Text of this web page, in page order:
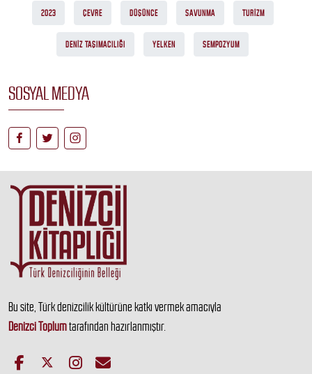
2023 ÇEVRE DÜŞÜNCE SAVUNMA TURIZM
DENIZ TAŞIMACILIĞI YELKEN SEMPOZYUM
SOSYAL MEDYA
Bu site, Türk denizcilik kültürüne katkı vermek amacıyla
Denizci Toplumtarafından hazırlanmıştır.